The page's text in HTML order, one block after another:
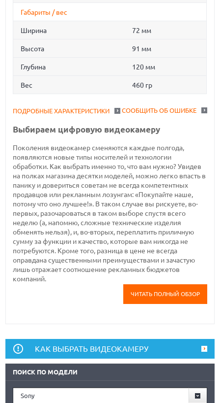
Габариты / вес
Ширина 72 мм
Высота 91 мм
Глубина 120 мм
Вес 460 гр
СООБЩИТЬ ОБ ОШИБКЕ
ПОДРОБНЫЕ ХАРАКТЕРИСТИКИ
Выбираем цифровую видеокамеру
Поколения видеокамер сменяются каждые полгода,
появляются новые типы носителей и технологии
обработки. Как выбрать именно то, что вам нужно? Увидев
на полках магазина десятки моделей, можно легко впасть в
панику и довериться советам не всегда компетентных
продавцов или рекламным лозунгам: «Покупайте наше,
потому что оно лучшее!». В таком случае вы рискуете, во-
первых, разочароваться в таком выборе спустя всего
неделю (а, напомню, сложные технические изделия
обменять нельзя), и, во-вторых, переплатить приличную
сумму за функции и качество, которые вам никогда не
потребуются. Кроме того, разница в цене не всегда
оправдана существенными преимуществами и зачастую
лишь отражает соотношение рекламных бюджетов
компаний.
ЧИТАТЬ ПОЛНЫЙ ОБЗОР
КАК ВЫБРАТЬ ВИДЕОКАМЕРУ
ПОИСК ПО МОДЕЛИ
Sony